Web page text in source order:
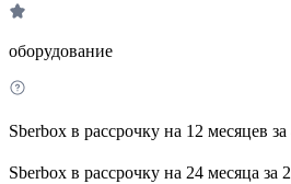
оборудование
Sberbox в рассрочку на 12 месяцев
Sberbox в рассрочку на 24 месяца за